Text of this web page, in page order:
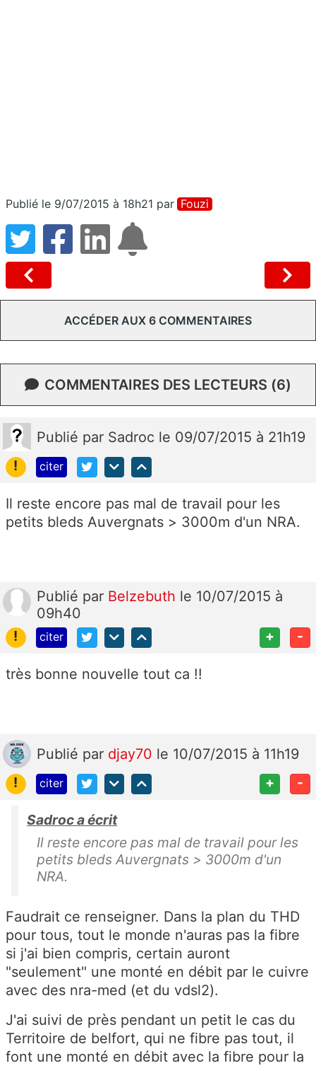
Publié le 9/07/2015 à 18h21 par Fouzi
ACCÉDER AUX 6 COMMENTAIRES
COMMENTAIRES DES LECTEURS (6)
Publié par Sadroc le 09/07/2015 à 21h19
!
citer
Il reste encore pas mal de travail pour les
petits bleds Auvergnats > 3000m d'un NRA.
Publié par Belzebuth le 10/07/2015 à
09h40
!
citer + -
très bonne nouvelle tout ca !!
Publié par djay70 le 10/07/2015 à 11h19
!
citer + -
Sadroc a écrit
Il reste encore pas mal de travail pour les
petits bleds Auvergnats > 3000m d'un
NRA.
Faudrait ce renseigner. Dans la plan du THD
pour tous, tout le monde n'auras pas la fibre
si j'ai bien compris, certain auront
"seulement" une monté en débit par le cuivre
avec des nra-med (et du vdsl2).
J'ai suivi de près pendant un petit le cas du
Territoire de belfort, qui ne fibre pas tout, il
font une monté en débit avec la fibre pour la